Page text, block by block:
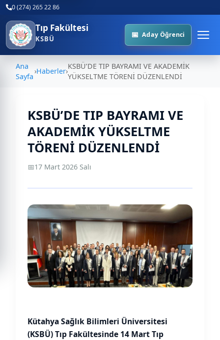
0 (274) 265 22 86
Tıp Fakültesi
KSBÜ Aday Öğrenci
Ana
Sayfa
›Haberler›
KSBÜ’DE TIP BAYRAMI VE AKADEMİK
YÜKSELTME TÖRENİ DÜZENLENDİ
KSBÜ’DE TIP BAYRAMI VE
AKADEMİK YÜKSELTME
TÖRENİ DÜZENLENDİ
📅17 Mart 2026 Salı
Kütahya Sağlık Bilimleri Üniversitesi
(KSBÜ) Tıp Fakültesinde 14 Mart Tıp